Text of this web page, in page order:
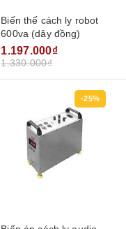
Biến thế cách ly robot
600va (dây đồng)
1.197.000₫
1.330.000₫
-25%